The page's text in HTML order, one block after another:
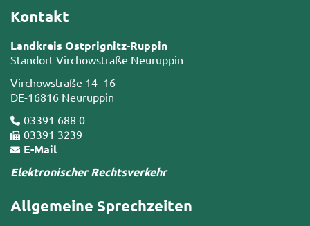
Kontakt
Landkreis Ostprignitz-Ruppin
Standort Virchowstraße Neuruppin
Virchowstraße 14–16
DE-16816 Neuruppin
03391 688 0
03391 3239
E-Mail
Elektronischer Rechtsverkehr
Allgemeine Sprechzeiten